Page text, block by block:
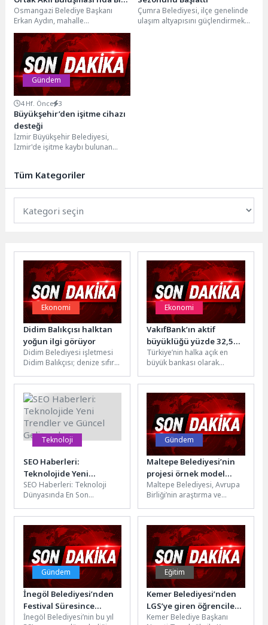
Araya Geldi
Osmangazi Belediye Başkanı
Erkan Aydın, mahalle
muhtarlarıyla düzenlenen “Ortak
Akıl Birlikte Yönetim”
buluşmasında bir araya...
Çumra Belediyesi, ilçe genelinde
ulaşım altyapısını güçlendirmek
Gündem
4 Hf. Önce 3
Büyükşehir’den işitme cihazı
desteği
İzmir Büyükşehir Belediyesi,
İzmir'de işitme kaybı bulunan
ve toplumsal...
Tüm Kategoriler
Ekonomi
Didim Balıkçısı halktan
yoğun ilgi görüyor
Didim Belediyesi işletmesi
Didim Balıkçısı; denize sıfır
uygun fiyatlı hizmet
anlayışıyla...
Ekonomi
VakıfBank’ın aktif
büyüklüğü yüzde 32,5
artışla 5,5 trilyon TL’nin
üzerine çıktı
Türkiye’nin halka açık en
büyük bankası olarak
sunan VakıfBank, 2026 yılı
birinci...
Teknoloji
SEO Haberleri:
Teknolojide Yeni
Trendler ve Güncel
Gelişmeler
SEO Haberleri: Teknoloji
Dünyasında En Son
sürekli olarak güncellenen
ve değişen trendleri...
Gündem
Maltepe Belediyesi’nin
projesi örnek model
olarak sunuldu
Maltepe Belediyesi, Avrupa
Birliği’nin araştırma ve
Ufuk Avrupa (Horizon
Europe) kapsamında
yürüttüğü...
Gündem
İnegöl Belediyesi’nden
Festival Süresince
Otopark Düzenlemesi
İnegöl Belediyesi’nin bu yıl
Eğitim
Kemer Belediyesi’nden
LGS’ye giren öğrencilere
su ve şeker
Kemer Belediye Başkanı